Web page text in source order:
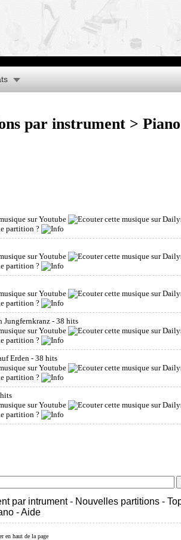
par instrument >
Jungfernkranz - 38 hits
Erden- 38 hits
par intrument- Nouvelles partitions -
-Aide
en haut de la page